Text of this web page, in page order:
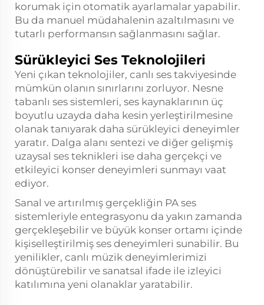
korumak için otomatik ayarlamalar yapabilir.
Bu da manuel müdahalenin azaltılmasını ve
tutarlı performansın sağlanmasını sağlar.
Sürükleyici Ses Teknolojileri
Yeni çıkan teknolojiler, canlı ses takviyesinde
mümkün olanın sınırlarını zorluyor. Nesne
tabanlı ses sistemleri, ses kaynaklarının üç
boyutlu uzayda daha kesin yerleştirilmesine
olanak tanıyarak daha sürükleyici deneyimler
yaratır. Dalga alanı sentezi ve diğer gelişmiş
uzaysal ses teknikleri ise daha gerçekçi ve
etkileyici konser deneyimleri sunmayı vaat
ediyor.
Sanal ve artırılmış gerçekliğin PA ses
sistemleriyle entegrasyonu da yakın zamanda
gerçekleşebilir ve büyük konser ortamı içinde
kişiselleştirilmiş ses deneyimleri sunabilir. Bu
yenilikler, canlı müzik deneyimlerimizi
dönüştürebilir ve sanatsal ifade ile izleyici
katılımına yeni olanaklar yaratabilir.